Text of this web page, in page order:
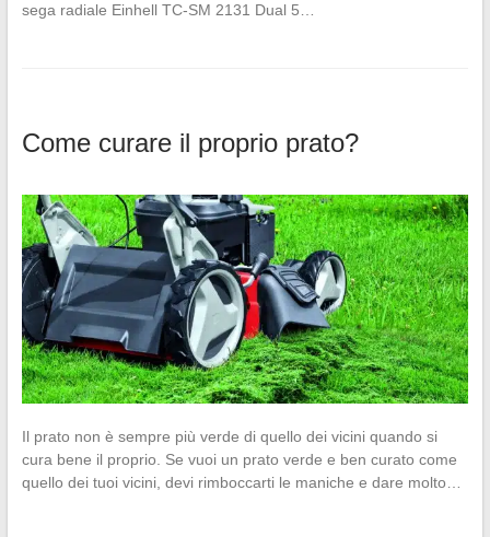
sega radiale Einhell TC-SM 2131 Dual 5…
Come curare il proprio prato?
Il prato non è sempre più verde di quello dei vicini quando si
cura bene il proprio. Se vuoi un prato verde e ben curato come
quello dei tuoi vicini, devi rimboccarti le maniche e dare molto…